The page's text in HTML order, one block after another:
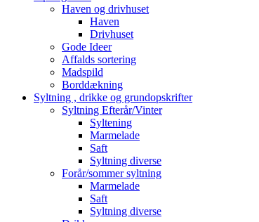
Haven og drivhuset
Haven
Drivhuset
Gode Ideer
Affalds sortering
Madspild
Borddækning
Syltning , drikke og grundopskrifter
Syltning Efterår/Vinter
Syltening
Marmelade
Saft
Syltning diverse
Forår/sommer syltning
Marmelade
Saft
Syltning diverse